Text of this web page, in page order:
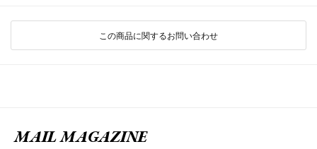
この商品に関するお問い合わせ
MAIL MAGAZINE